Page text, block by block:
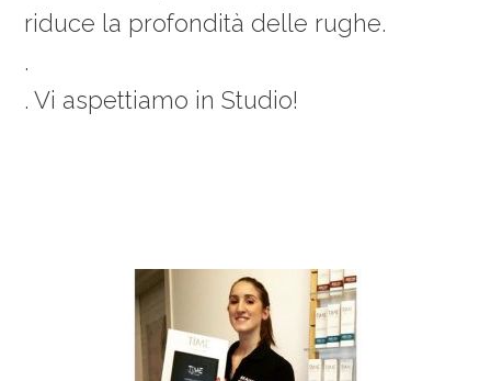
riduce la profondità delle rughe.
.
. Vi aspettiamo in Studio!